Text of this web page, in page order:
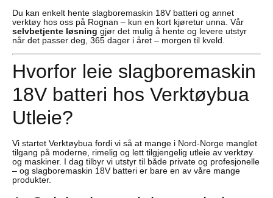
Du kan enkelt hente slagboremaskin 18V batteri og annet
verktøy hos oss på Rognan – kun en kort kjøretur unna. Vår
selvbetjente løsning gjør det mulig å hente og levere utstyr
når det passer deg, 365 dager i året – morgen til kveld.
Hvorfor leie slagboremaskin
18V batteri hos Verktøybua
Utleie?
Vi startet Verktøybua fordi vi så at mange i Nord-Norge manglet
tilgang på moderne, rimelig og lett tilgjengelig utleie av verktøy
og maskiner. I dag tilbyr vi utstyr til både private og profesjonelle
– og slagboremaskin 18V batteri er bare en av våre mange
produkter.